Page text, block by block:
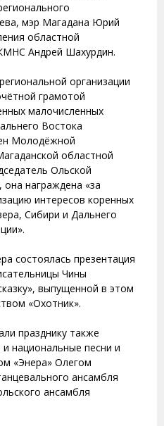
мэр Магадана Юрий
областной
Андрей Шахурдин.
организации
грамотой
малочисленных
Востока
Молодёжной
областной
Ольской
награждена «за
интересов коренных
Сибири и Дальнего
состоялась презентация
Чины
выпущенной в этом
«Охотник».
празднику также
национальные песни и
«Энера» Олегом
ансамбля
ансамбля